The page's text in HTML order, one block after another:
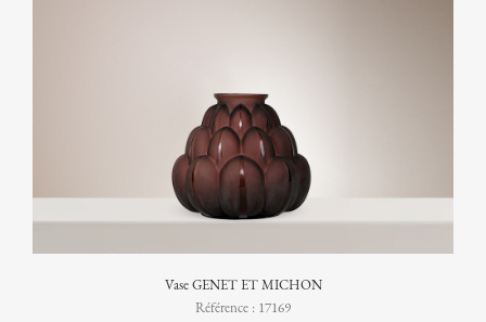
Vase GENET ET MICHON
Référence : 17169